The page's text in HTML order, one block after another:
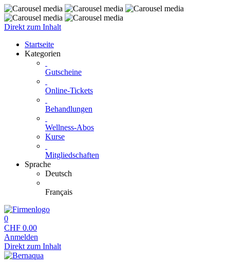
Direkt zum Inhalt
Startseite
Kategorien
Gutscheine
Online-Tickets
Behandlungen
Wellness-Abos
Kurse
Mitgliedschaften
Sprache
Deutsch
Français
0
CHF 0.00
Anmelden
Direkt zum Inhalt